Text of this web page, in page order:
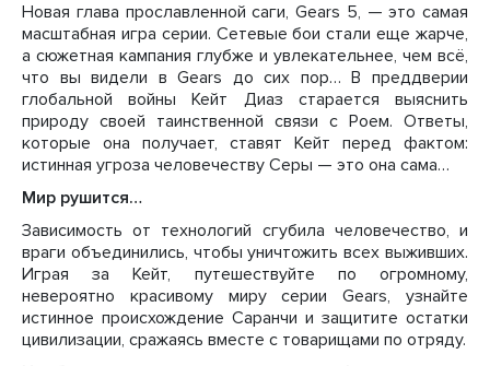
Новая глава прославленной саги, Gears 5, — это самая
масштабная игра серии. Сетевые бои стали еще жарче,
а сюжетная кампания глубже и увлекательнее, чем всё,
что вы видели в Gears до сих пор… В преддверии
глобальной войны Кейт Диаз старается выяснить
природу своей таинственной связи с Роем. Ответы,
которые она получает, ставят Кейт перед фактом:
истинная угроза человечеству Серы — это она сама…
Мир рушится…
Зависимость от технологий сгубила человечество, и
враги объединились, чтобы уничтожить всех выживших.
Играя за Кейт, путешествуйте по огромному,
невероятно красивому миру серии Gears, узнайте
истинное происхождение Саранчи и защитите остатки
цивилизации, сражаясь вместе с товарищами по отряду.